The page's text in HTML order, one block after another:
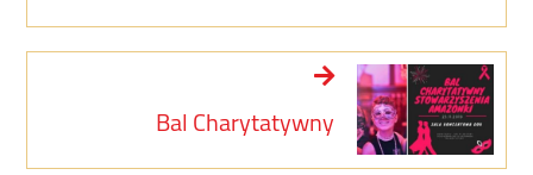
Bal Charytatywny